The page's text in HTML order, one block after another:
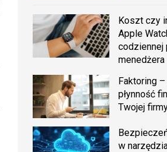
Koszt czy
Apple
codziennej
menedżera
Faktoring
płynność
Twojej
w